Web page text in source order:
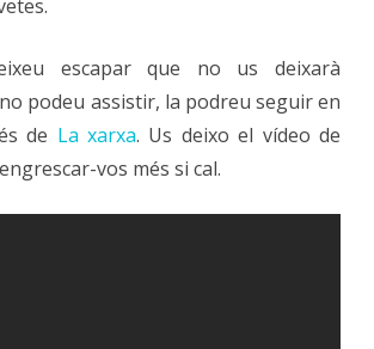
escapar que no us deixarà
podeu assistir, la podreu seguir en
de La xarxa. Us deixo el vídeo de
vos més si cal.